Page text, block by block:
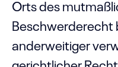
Orts des
anderweitiger